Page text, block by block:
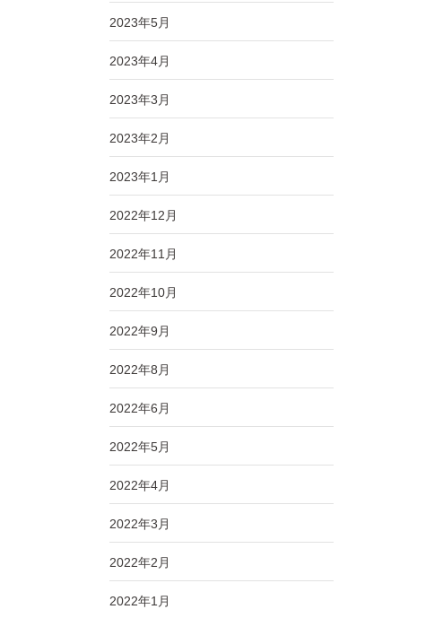
2023年5月
2023年4月
2023年3月
2023年2月
2023年1月
2022年12月
2022年11月
2022年10月
2022年9月
2022年8月
2022年6月
2022年5月
2022年4月
2022年3月
2022年2月
2022年1月